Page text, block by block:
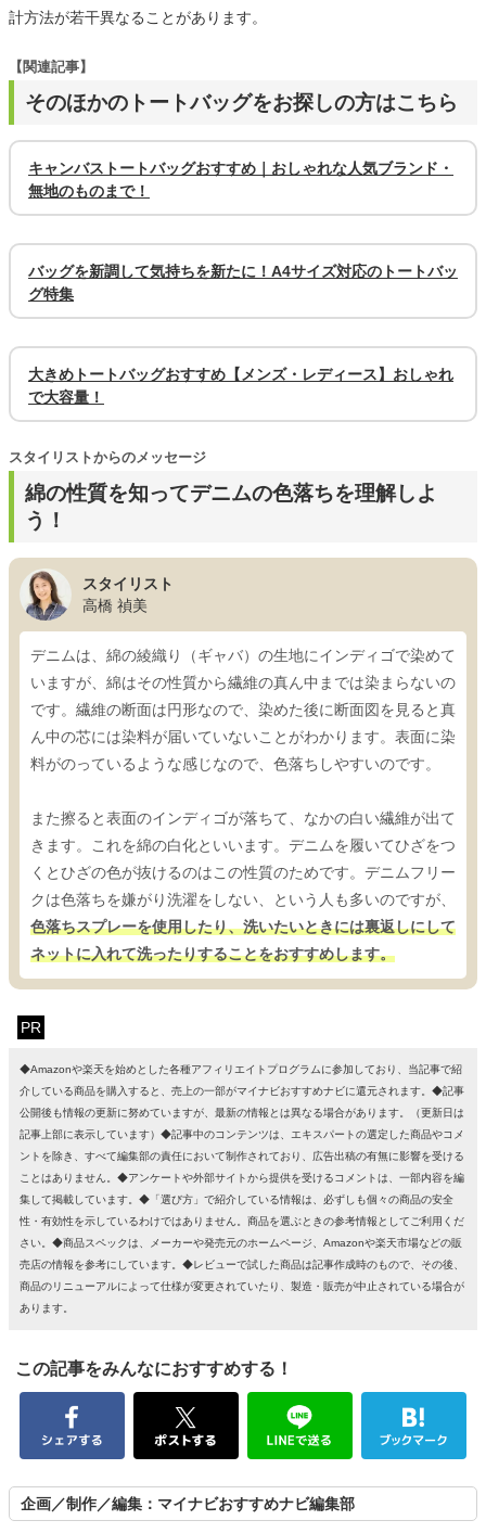
計方法が若干異なることがあります。
そのほかのトートバッグをお探しの方はこちら
【関連記事】
キャンバストートバッグおすすめ｜おしゃれな人気ブランド・
無地のものまで！
バッグを新調して気持ちを新たに！A4サイズ対応のトートバッ
グ特集
大きめトートバッグおすすめ【メンズ・レディース】おしゃれ
で大容量！
綿の性質を知ってデニムの色落ちを理解しよ
う！
スタイリストからのメッセージ
スタイリスト
高橋 禎美
デニムは、綿の綾織り（ギャバ）の生地にインディゴで染めて
いますが、綿はその性質から繊維の真ん中までは染まらないの
です。繊維の断面は円形なので、染めた後に断面図を見ると真
ん中の芯には染料が届いていないことがわかります。表面に染
料がのっているような感じなので、色落ちしやすいのです。
また擦ると表面のインディゴが落ちて、なかの白い繊維が出て
きます。これを綿の白化といいます。デニムを履いてひざをつ
くとひざの色が抜けるのはこの性質のためです。デニムフリー
クは色落ちを嫌がり洗濯をしない、という人も多いのですが、
色落ちスプレーを使用したり、洗いたいときには裏返しにして
ネットに入れて洗ったりすることをおすすめします。
PR
◆Amazonや楽天を始めとした各種アフィリエイトプログラムに参加しており、当記事で紹
介している商品を購入すると、売上の一部がマイナビおすすめナビに還元されます。◆記事
公開後も情報の更新に努めていますが、最新の情報とは異なる場合があります。（更新日は
記事上部に表示しています）◆記事中のコンテンツは、エキスパートの選定した商品やコメ
ントを除き、すべて編集部の責任において制作されており、広告出稿の有無に影響を受ける
ことはありません。◆アンケートや外部サイトから提供を受けるコメントは、一部内容を編
集して掲載しています。◆「選び方」で紹介している情報は、必ずしも個々の商品の安全
性・有効性を示しているわけではありません。商品を選ぶときの参考情報としてご利用くだ
さい。◆商品スペックは、メーカーや発売元のホームページ、Amazonや楽天市場などの販
売店の情報を参考にしています。◆レビューで試した商品は記事作成時のもので、その後、
商品のリニューアルによって仕様が変更されていたり、製造・販売が中止されている場合が
あります。
この記事をみんなにおすすめする！
企画／制作／編集：マイナビおすすめナビ編集部